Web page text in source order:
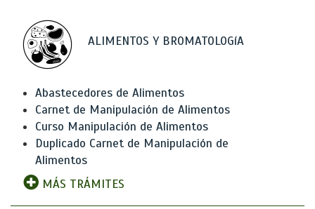
ALIMENTOS Y BROMATOLOGíA
Abastecedores de Alimentos
Carnet de Manipulación de Alimentos
Curso Manipulación de Alimentos
Duplicado Carnet de Manipulación de
Alimentos
MÁS TRÁMITES